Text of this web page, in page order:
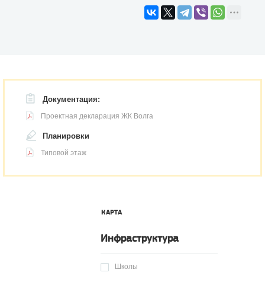
Документация:
Проектная декларация ЖК Волга
Планировки
Типовой этаж
КАРТА
Инфраструктура
Школы